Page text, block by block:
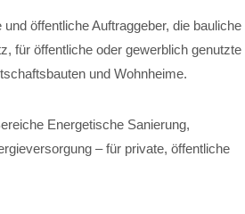
öffentliche Auftraggeber, die bauliche
für öffentliche oder gewerblich genutzte
und Wohnheime.
Energetische Sanierung,
– für private, öffentliche